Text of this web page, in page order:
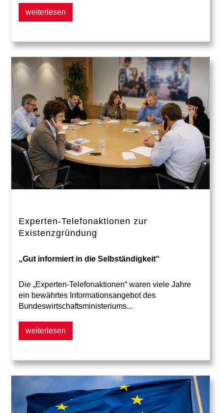
weiterlesen
Experten-Telefonaktionen zur
Existenzgründung
„Gut informiert in die Selbständigkeit“
Die „Experten-Telefonaktionen“ waren viele Jahre
ein bewährtes Informationsangebot des
Bundeswirtschaftsministeriums...
weiterlesen